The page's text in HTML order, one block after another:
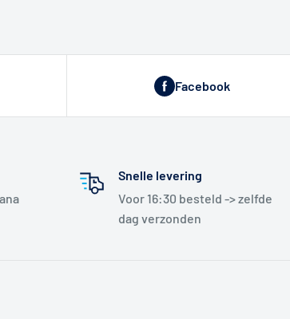
Facebook
Snelle levering
Voor 16:30 besteld -> zelfde
dag verzonden